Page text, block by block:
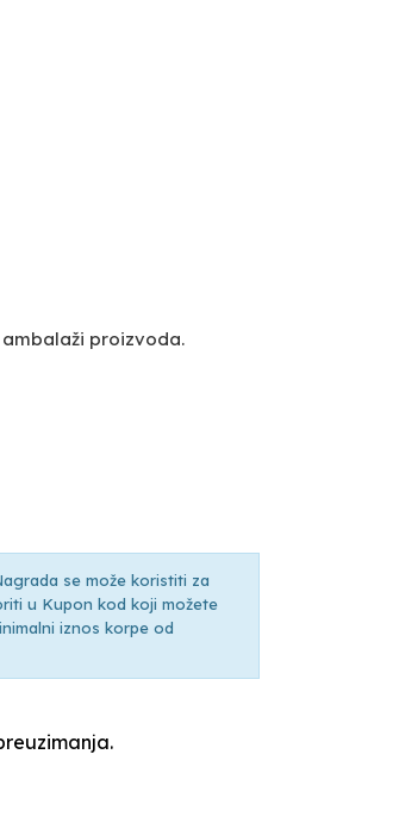
proizvoda.
se može koristiti za
u Kupon kod koji možete
iznos korpe od